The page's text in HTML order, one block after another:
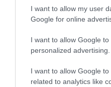
I want to allow my user
Google for online
I want to allow Google to
personalized advertising.
I want to allow Google
related to analytics like
TANULJ
2026.